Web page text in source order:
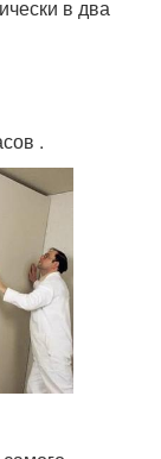
в два
.